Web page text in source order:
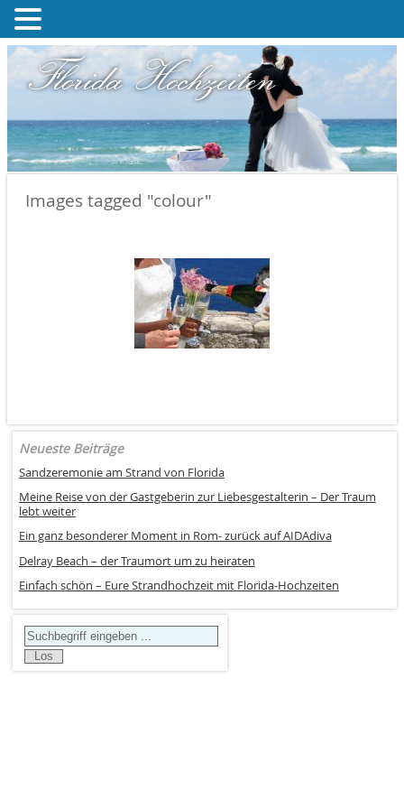
Florida Hochzeiten
Images tagged "colour"
Neueste Beiträge
Sandzeremonie am Strand von Florida
Meine Reise von der Gastgeberin zur Liebesgestalterin – Der Traum
lebt weiter
Ein ganz besonderer Moment in Rom- zurück auf AIDAdiva
Delray Beach – der Traumort um zu heiraten
Einfach schön – Eure Strandhochzeit mit Florida-Hochzeiten